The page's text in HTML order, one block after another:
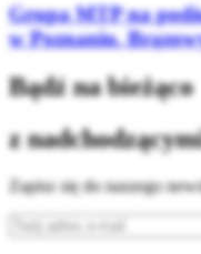
Grupa MTP na
w Poznaniu.
Bądź na bieżąco
z
Zapisz się do naszego